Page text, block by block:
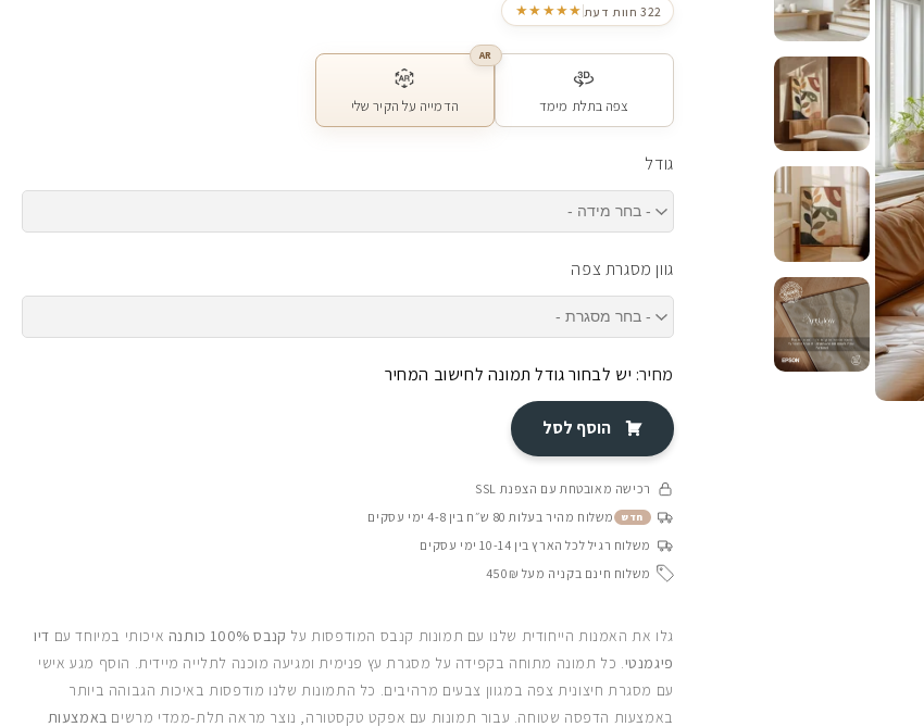
★★★★★ 322 חוות דעת
צפה בתלת מימד
AR
הדמייה על הקיר שלי
גודל
גוון מסגרת צפה
מחיר: יש לבחור גודל תמונה לחישוב המחיר
הוסף לסל
רכישה מאובטחת עם הצפנת SSL
חדש משלוח מהיר בעלות 80 ש״ח בין 4-8 ימי עסקים
משלוח רגיל לכל הארץ בין 10-14 ימי עסקים
משלוח חינם בקניה מעל 450₪
גלו את האמנות הייחודית שלנו עם תמונות קנבס המודפסות על קנבס 100% כותנה איכותי במיוחד עם דיו
פיגמנטי. כל תמונה מתוחה בקפידה על מסגרת עץ פנימית ומגיעה מוכנה לתלייה מיידית. הוסף מגע אישי
עם מסגרת חיצונית צפה במגוון צבעים מרהיבים. כל התמונות שלנו מודפסות באיכות הגבוהה ביותר
באמצעות הדפסה שטוחה. עבור תמונות עם אפקט טקסטורה, נוצר מראה תלת-ממדי מרשים באמצעות